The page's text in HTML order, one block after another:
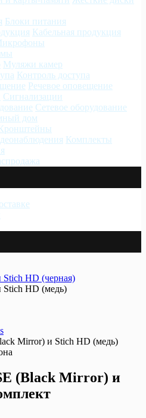
Блоки питания
Кабельная продукция
Муляжи камер
Контроль доступа
Речевое оповещение
Сигнализации
Сетевое оборудование
дом
Комплекты
HD (черная)
Stich HD (медь)
Mirror) и Stich HD (медь)
(Black Mirror) и